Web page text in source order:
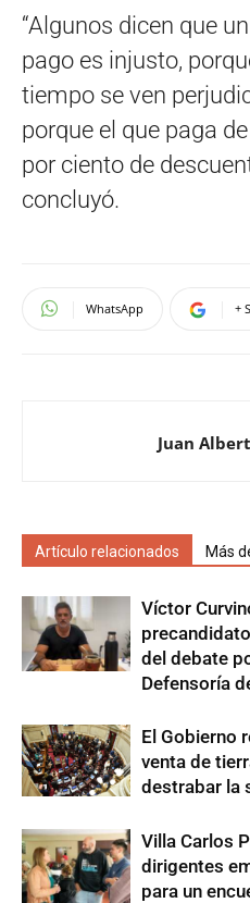
“Algunos dicen que
pago es injusto,
tiempo se ven
porque el que paga
por ciento de
concluyó.
WhatsApp +
Juan
Artículo relacionados Más
Víctor
del debate
Defensoría
El Gobierno
venta de
destrabar la
Villa Carlos
dirigentes
para un